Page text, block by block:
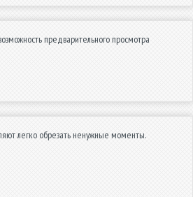
предварительного просмотра
легко обрезать ненужные моменты.